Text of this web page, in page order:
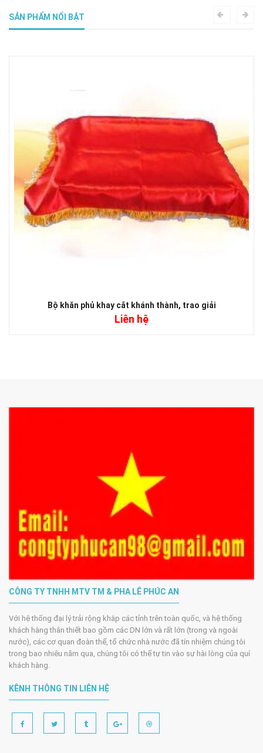
SẢN PHẨM NỔI BẬT
Bộ khăn phủ khay cắt khánh thành, trao giải
Liên hệ
CÔNG TY TNHH MTV TM & PHA LÊ PHÚC AN
Với hệ thống đại lý trải rộng khắp các tỉnh trên toàn quốc, và hệ thống
khách hàng thân thiết bao gồm các DN lớn và rất lớn (trong và ngoài
nước), các cơ quan đoàn thể, tổ chức nhà nước đã tín nhiệm chúng tôi
trong bao nhiêu năm qua, chúng tôi có thể tự tin vào sự hài lòng của quí
khách hàng.
KÊNH THÔNG TIN LIÊN HỆ